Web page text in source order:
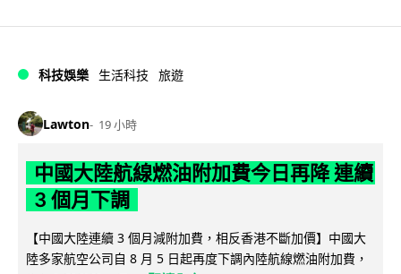
科技娛樂 生活科技 旅遊
Lawton 19 小時
中國大陸航線燃油附加費今日再降 連續
3 個月下調
【中國大陸連續 3 個月減附加費，相反香港不斷加價】中國大
陸多家航空公司自 8 月 5 日起再度下調內陸航線燃油附加費，